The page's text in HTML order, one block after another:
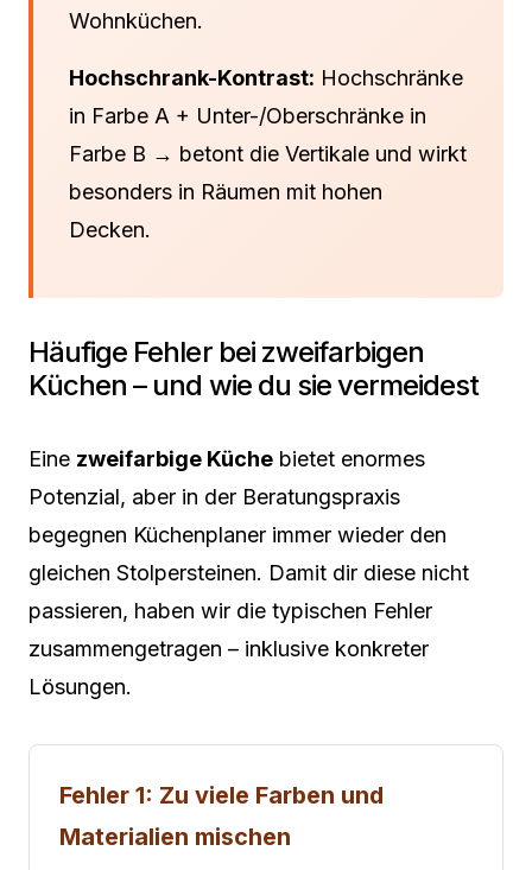
Wohnküchen.
Hochschrank-Kontrast: Hochschränke
in Farbe A + Unter-/Oberschränke in
Farbe B → betont die Vertikale und wirkt
besonders in Räumen mit hohen
Decken.
Häufige Fehler bei zweifarbigen
Küchen – und wie du sie vermeidest
Eine zweifarbige Küche bietet enormes
Potenzial, aber in der Beratungspraxis
begegnen Küchenplaner immer wieder den
gleichen Stolpersteinen. Damit dir diese nicht
passieren, haben wir die typischen Fehler
zusammengetragen – inklusive konkreter
Lösungen.
Fehler 1: Zu viele Farben und
Materialien mischen